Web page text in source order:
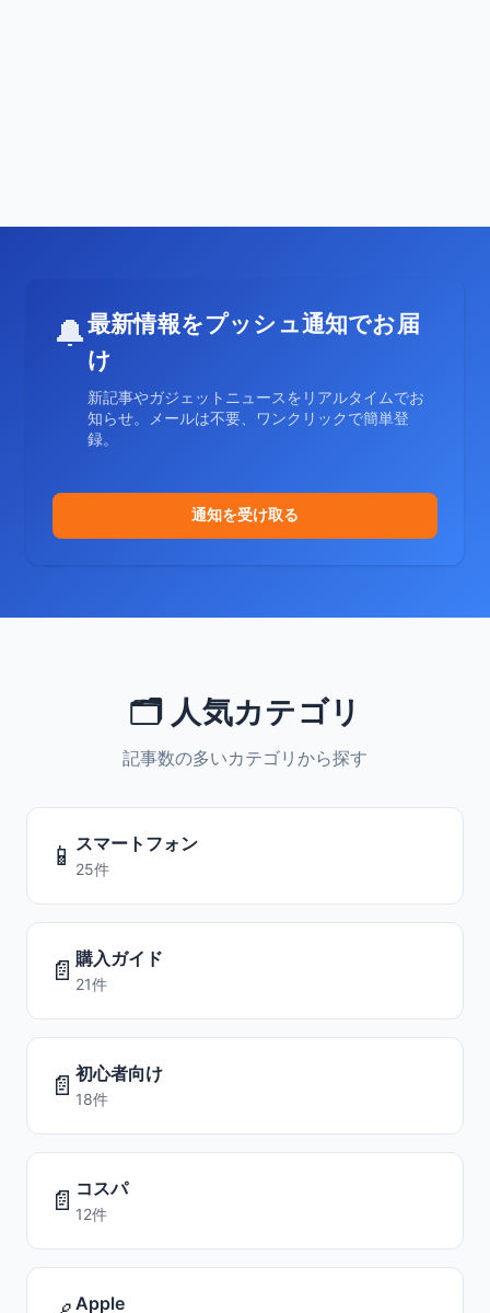
🔔最新情報をプッシュ通知でお届
け
新記事やガジェットニュースをリアルタイムでお
知らせ。メールは不要、ワンクリックで簡単登
録。
通知を受け取る
🗂️ 人気カテゴリ
記事数の多いカテゴリから探す
📱 スマートフォン
25件
📄 購入ガイド
21件
📄 初心者向け
18件
📄 コスパ
12件
Apple